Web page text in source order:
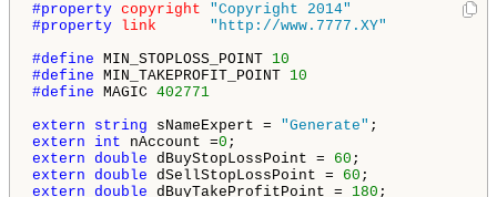
#property copyright
"Copyright 2014"
#property link
"http://www.7777.XY"
#define MIN_STOPLOSS_POINT 10
#define MIN_TAKEPROFIT_POINT 10
#define MAGIC 402771
extern
string sNameExpert = "Generate"
extern
int nAccount =0
extern double dBuyStopLossPoint = 60
extern double dSellStopLossPoint = 60
extern double dBuyTakeProfitPoint = 180